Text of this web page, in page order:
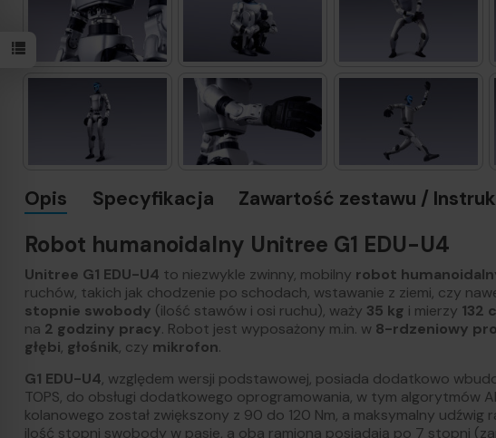
Opis Specyfikacja Zawartość zestawu /
Robot humanoidalny Unitree G1 EDU-U4
Unitree G1 EDU-U4 to niezwykle zwinny, mobilny robot
ruchów, takich jak chodzenie po schodach, wstawanie z ziemi, czy
stopnie swobody (ilość stawów i osi ruchu), waży 35 kg i mierzy 132
na 2 godziny pracy. Robot jest wyposażony m.in. w 8-rdzeniowy
głębi, głośnik, czy mikrofon.
G1 EDU-U4, względem wersji podstawowej, posiada dodatkowo
TOPS, do obsługi dodatkowego oprogramowania, w tym algorytmów
kolanowego został zwiększony z 90 do 120 Nm, a maksymalny udźwig
ilość stopni swobody w pasie, a oba ramiona posiadają po 7 stopni